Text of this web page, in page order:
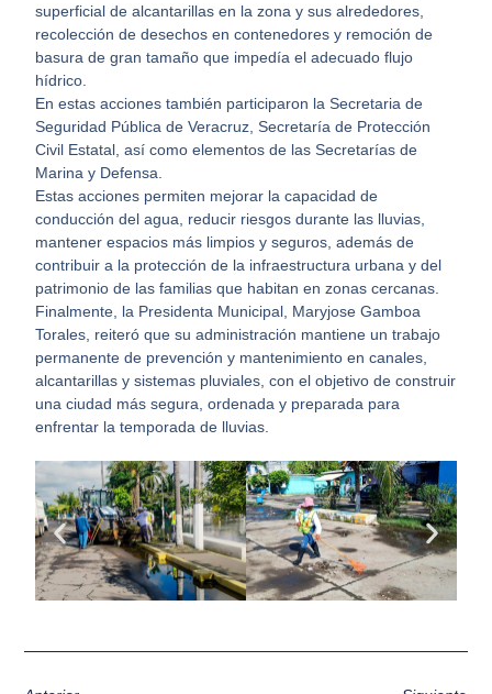
superficial de alcantarillas en la zona y sus alrededores,
recolección de desechos en contenedores y remoción de
basura de gran tamaño que impedía el adecuado flujo
hídrico.
En estas acciones también participaron la Secretaria de
Seguridad Pública de Veracruz, Secretaría de Protección
Civil Estatal, así como elementos de las Secretarías de
Marina y Defensa.
Estas acciones permiten mejorar la capacidad de
conducción del agua, reducir riesgos durante las lluvias,
mantener espacios más limpios y seguros, además de
contribuir a la protección de la infraestructura urbana y del
patrimonio de las familias que habitan en zonas cercanas.
Finalmente, la Presidenta Municipal, Maryjose Gamboa
Torales, reiteró que su administración mantiene un trabajo
permanente de prevención y mantenimiento en canales,
alcantarillas y sistemas pluviales, con el objetivo de construir
una ciudad más segura, ordenada y preparada para
enfrentar la temporada de lluvias.